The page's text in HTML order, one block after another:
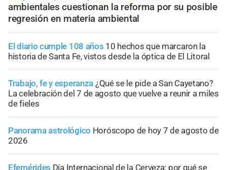
ambientales cuestionan la reforma por su posible
regresión en materia ambiental
El diario cumple 108 años 10 hechos que marcaron la
historia de Santa Fe, vistos desde la óptica de El Litoral
Trabajo, fe y esperanza ¿Qué se le pide a San Cayetano?
La celebración del 7 de agosto que vuelve a reunir a miles
de fieles
Panorama astrológico Horóscopo de hoy 7 de agosto de
2026
Efemérides Día Internacional de la Cerveza: por qué se